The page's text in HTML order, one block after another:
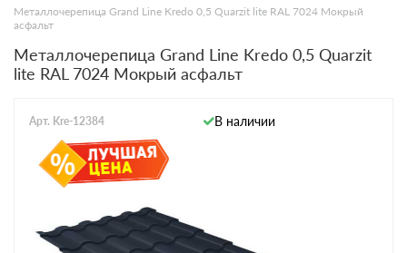
ответы
Металлочерепица Grand Line Kredo 0,5 Quarzit lite RAL 7024 Мокрый
асфальт
Металлочерепица Grand Line Kredo 0,5 Quarzit
lite RAL 7024 Мокрый асфальт
Арт. Kre-12384 В наличии